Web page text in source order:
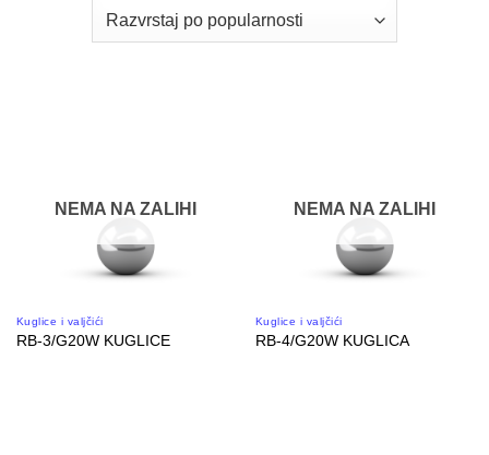
NEMA NA ZALIHI
Kuglice i valjčići
RB-3/G20W KUGLICE
NEMA NA ZALIHI
Kuglice i valjčići
RB-4/G20W KUGLICA